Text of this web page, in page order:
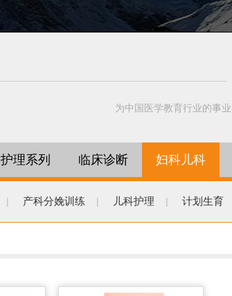
为中国医学教育行业的事
护理系列 临床诊断 妇科儿科
| 产科分娩训练 | 儿科护理 | 计划生育